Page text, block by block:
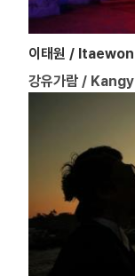
이태원 / Itaewon
강유가람 /